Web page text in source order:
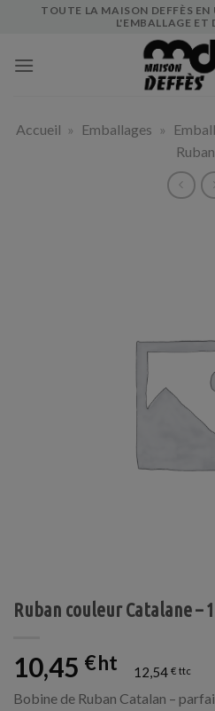
TOUTE LA MAISON DEFFÈS EN
L'EMBALLAGE ET
Accueil » Emballages »
Ruban couleur Catalane –
10,45 € 12,54 €
Bobine de Ruban Catalan –